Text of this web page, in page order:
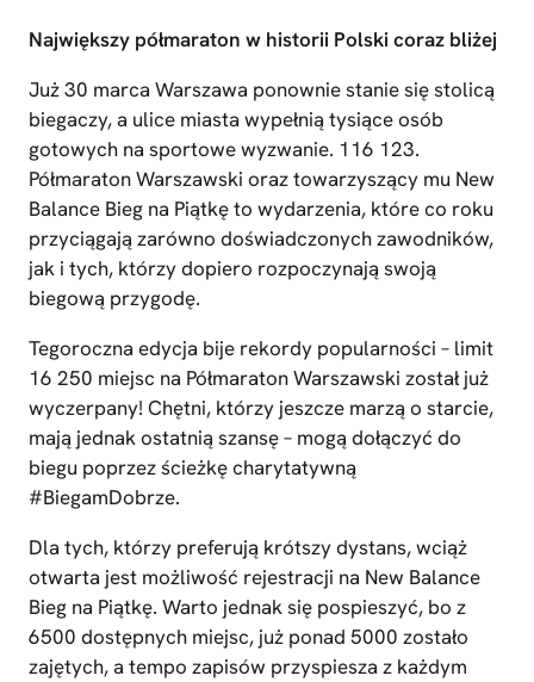
Największy półmaraton w historii Polski coraz bliżej
Już 30 marca Warszawa ponownie stanie się stolicą
biegaczy, a ulice miasta wypełnią tysiące osób
gotowych na sportowe wyzwanie. 116 123.
Półmaraton Warszawski oraz towarzyszący mu New
Balance Bieg na Piątkę to wydarzenia, które co roku
przyciągają zarówno doświadczonych zawodników,
jak i tych, którzy dopiero rozpoczynają swoją
biegową przygodę.
Tegoroczna edycja bije rekordy popularności – limit
16 250 miejsc na Półmaraton Warszawski został już
wyczerpany! Chętni, którzy jeszcze marzą o starcie,
mają jednak ostatnią szansę – mogą dołączyć do
biegu poprzez ścieżkę charytatywną
#BiegamDobrze.
Dla tych, którzy preferują krótszy dystans, wciąż
otwarta jest możliwość rejestracji na New Balance
Bieg na Piątkę. Warto jednak się pospieszyć, bo z
6500 dostępnych miejsc, już ponad 5000 zostało
zajętych, a tempo zapisów przyspiesza z każdym